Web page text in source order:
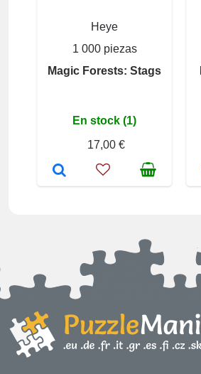
Heye
1 000 piezas
Magic Forests: Stags
En stock (1)
17,00 €